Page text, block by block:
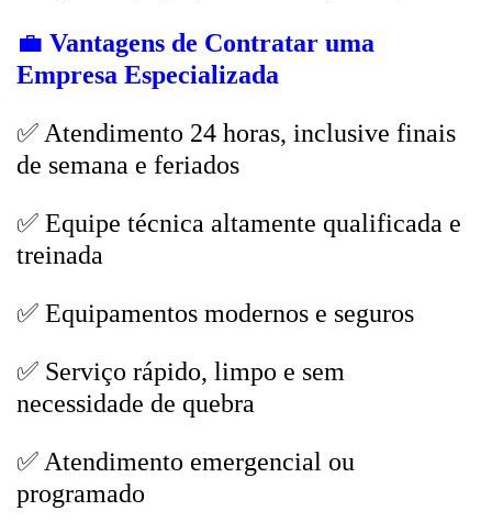
💼 Vantagens de Contratar uma
Empresa Especializada
✅ Atendimento 24 horas, inclusive finais
de semana e feriados
✅ Equipe técnica altamente qualificada e
treinada
✅ Equipamentos modernos e seguros
✅ Serviço rápido, limpo e sem
necessidade de quebra
✅ Atendimento emergencial ou
programado